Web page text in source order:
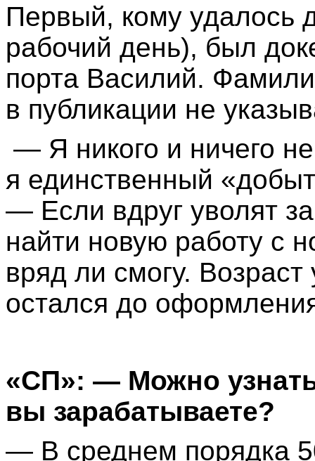
Первый, кому удалось
рабочий день), был
порта Василий.
в публикации не
— Я никого и ничего
я единственный
— Если вдруг уволят
найти новую работу с
вряд ли смогу. Возраст
остался до
«СП»: — Можно
вы зарабатываете?
— В среднем порядка